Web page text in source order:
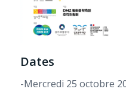
Dates
-Mercredi 25 octobre